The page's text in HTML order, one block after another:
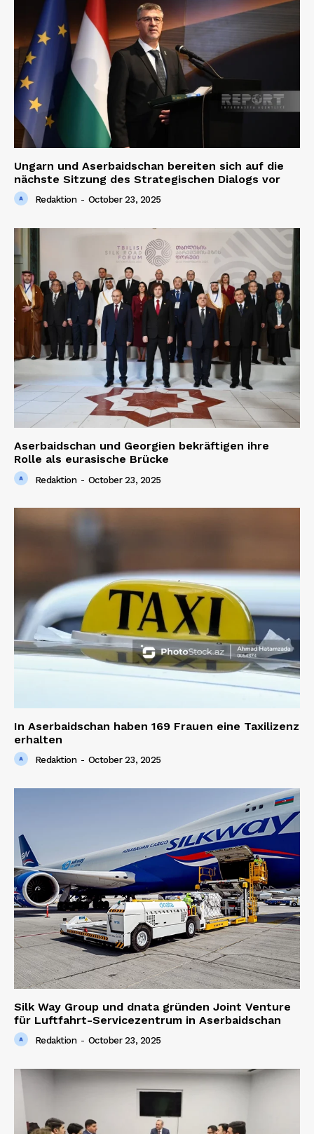
Ungarn und Aserbaidschan bereiten sich auf die
nächste Sitzung des Strategischen Dialogs vor
Redaktion - October 23, 2025
Aserbaidschan und Georgien bekräftigen ihre
Rolle als eurasische Brücke
Redaktion - October 23, 2025
In Aserbaidschan haben 169 Frauen eine Taxilizenz
erhalten
Redaktion - October 23, 2025
Silk Way Group und dnata gründen Joint Venture
für Luftfahrt-Servicezentrum in Aserbaidschan
Redaktion - October 23, 2025